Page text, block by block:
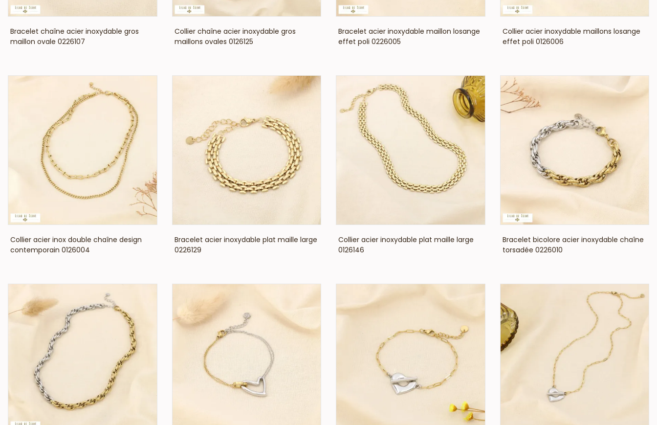
VOIR LE PRIX
Bracelet chaîne acier inoxydable gros
maillon ovale 0226107
VOIR LE PRIX
Collier chaîne acier inoxydable gros
maillons ovales 0126125
VOIR LE PRIX
Bracelet acier inoxydable maillon losange
effet poli 0226005
VOIR LE PRIX
Collier acier inoxydable maillons losange
effet poli 0126006
VOIR LE PRIX
Collier acier inox double chaîne design
contemporain 0126004
VOIR LE PRIX
Bracelet acier inoxydable plat maille large
0226129
VOIR LE PRIX
Collier acier inoxydable plat maille large
0126146
VOIR LE PRIX
Bracelet bicolore acier inoxydable chaîne
torsadée 0226010